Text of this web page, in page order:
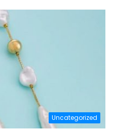
Uncategorized